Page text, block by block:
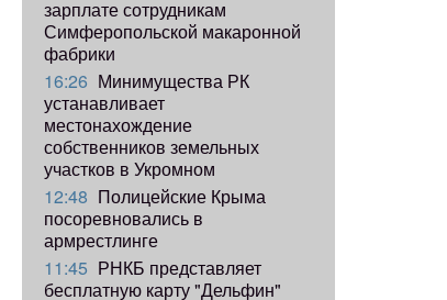
зарплате сотрудникам
Симферопольской макаронной
фабрики
16:26 Минимущества РК
устанавливает
местонахождение
собственников земельных
участков в Укромном
12:48 Полицейские Крыма
посоревновались в
армрестлинге
11:45 РНКБ представляет
бесплатную карту "Дельфин"